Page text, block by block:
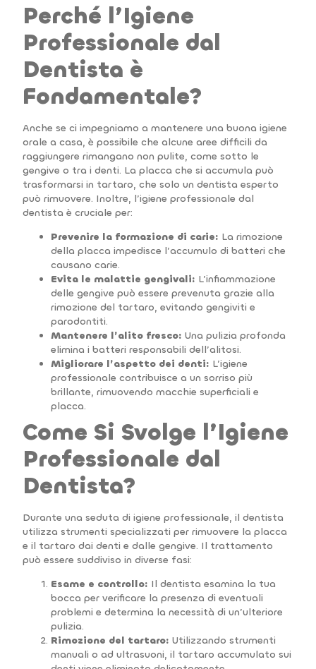
Perché l’Igiene
Professionale dal
Dentista è
Fondamentale?
Anche se ci impegniamo a mantenere una buona igiene
orale a casa, è possibile che alcune aree difficili da
raggiungere rimangano non pulite, come sotto le
gengive o tra i denti. La placca che si accumula può
trasformarsi in tartaro, che solo un dentista esperto
può rimuovere. Inoltre, l’igiene professionale dal
dentista è cruciale per:
Prevenire la formazione di carie: La rimozione
della placca impedisce l’accumulo di batteri che
causano carie.
Evita le malattie gengivali: L’infiammazione
delle gengive può essere prevenuta grazie alla
rimozione del tartaro, evitando gengiviti e
parodontiti.
Mantenere l’alito fresco: Una pulizia profonda
elimina i batteri responsabili dell’alitosi.
Migliorare l’aspetto dei denti: L’igiene
professionale contribuisce a un sorriso più
brillante, rimuovendo macchie superficiali e
placca.
Come Si Svolge l’Igiene
Professionale dal
Dentista?
Durante una seduta di igiene professionale, il dentista
utilizza strumenti specializzati per rimuovere la placca
e il tartaro dai denti e dalle gengive. Il trattamento
può essere suddiviso in diverse fasi:
Esame e controllo: Il dentista esamina la tua
bocca per verificare la presenza di eventuali
problemi e determina la necessità di un’ulteriore
pulizia.
Rimozione del tartaro: Utilizzando strumenti
manuali o ad ultrasuoni, il tartaro accumulato sui